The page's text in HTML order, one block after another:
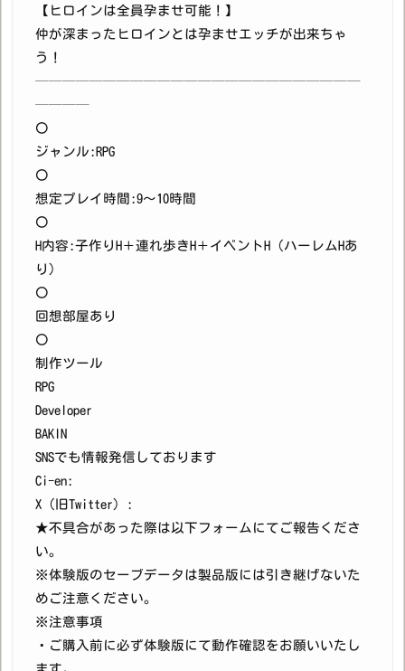
【ヒロインは全員孕ませ可能！】
仲が深まったヒロインとは孕ませエッチが出来ちゃ
う！
────────────────────────
────
〇
ジャンル:RPG
〇
想定プレイ時間:9〜10時間
〇
H内容:子作りH＋連れ歩きH＋イベントH（ハーレムHあ
り）
〇
回想部屋あり
〇
制作ツール
RPG
Developer
BAKIN
SNSでも情報発信しております
Ci-en:
X（旧Twitter）:
★不具合があった際は以下フォームにてご報告くださ
い。
※体験版のセーブデータは製品版には引き継げないた
めご注意ください。
※注意事項
・ご購入前に必ず体験版にて動作確認をお願いいたし